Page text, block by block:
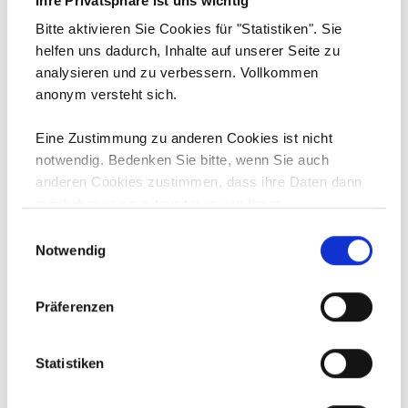
Bitte aktivieren Sie Cookies für "Statistiken". Sie
helfen uns dadurch, Inhalte auf unserer Seite zu
analysieren und zu verbessern. Vollkommen
anonym versteht sich.
Eine Zustimmung zu anderen Cookies ist nicht
notwendig. Bedenken Sie bitte, wenn Sie auch
anderen Cookies zustimmen, dass ihre Daten dann
Werbezwecke, Personalisierung, etc.
Notwendig
Präferenzen
Statistiken
MEHR ZUR DIGITALISIERUNG
Weitere Leistungen
Steuerberatung
Lohnverrechnung